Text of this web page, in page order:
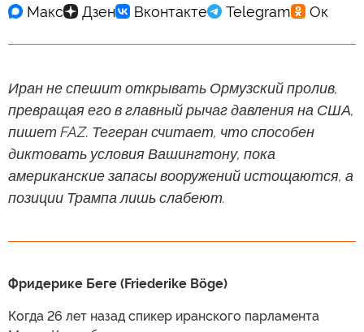
Иран не спешит открывать Ормузский пролив,
превращая его в главный рычаг давления на США,
пишет FAZ. Тегеран считает, что способен
диктовать условия Вашингтону, пока
американские запасы вооружений истощаются, а
позиции Трампа лишь слабеют.
Фридерике Беге (Friederike Böge)
Когда 26 лет назад спикер иранского парламента